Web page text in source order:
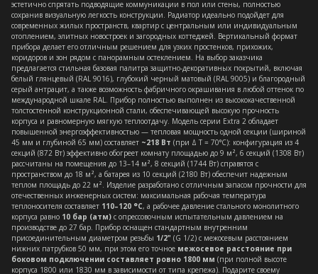
эстетично спрятать подводящие коммуникации в пол или стены, полностью
сохранив визуальную легкость конструкции. Радиатор идеально подойдет для
современных жилых пространств, квартир с центральным или индивидуальным
отоплением, элитных новостроек и загородных коттеджей. Вертикальный формат
прибора делает его отличным решением для узких простенков, прихожих,
коридоров и зон рядом с панорамным остеклением. На выбор заказчика
предлагается стильная базовая палитра защитно-декоративных покрытий, включая
белый глянцевый (RAL 9016), глубокий черный матовый (RAL 9005) и благородный
серый антрацит, а также возможность фабричного окрашивания в любой оттенок по
международной шкале RAL. Прибор полностью выполнен из высококачественной
толстостенной конструкционной стали, обеспечивающей высокую прочность
корпуса и равномерную мягкую теплоотдачу. Модель серии Extra 2 обладает
повышенной энергоэффективностью — тепловая мощность одной секции (шириной
45 мм и глубиной 65 мм) составляет ~218 Вт (при Δ T = 70°C): конфигурация из 4
секций (872 Вт) эффективно обогреет комнату площадью до 9 м², 6 секций (1308 Вт)
рассчитаны на помещения до 13–14 м², 8 секций (1744 Вт) справятся с
пространством до 18 м², а батарея из 10 секций (2180 Вт) обеспечит надежным
теплом площадь до 22 м². Изделие разработано с отличным запасом прочности для
отечественных инженерных систем: максимальная рабочая температура
теплоносителя составляет 110–120 °C, а рабочее давление стального монолитного
корпуса равно 10 бар (атм) с опрессовочным испытательным давлением на
производстве до 27 бар. Прибор оснащен стандартным внутренним
присоединительным диаметром резьбы 1/2" (G 1/2) с межосевым расстоянием
нижних патрубков 50 мм, при этом его точное межосевое расстояние при
боковом подключении составляет ровно 1800 мм (при полной высоте
корпуса 1800 или 1830 мм в зависимости от типа крепежа). Подарите своему